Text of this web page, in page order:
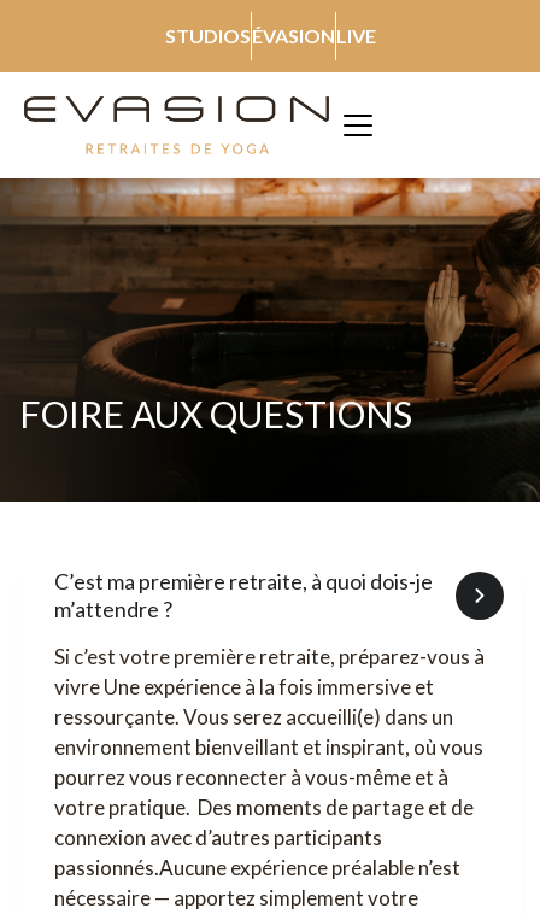
STUDIOSÉVASIONLIVE
FOIRE AUX QUESTIONS
C’est ma première retraite, à quoi dois-je
m’attendre ?
Si c’est votre première retraite, préparez-vous à
vivre Une expérience à la fois immersive et
ressourçante. Vous serez accueilli(e) dans un
environnement bienveillant et inspirant, où vous
pourrez vous reconnecter à vous-même et à
votre pratique. Des moments de partage et de
connexion avec d’autres participants
passionnés.Aucune expérience préalable n’est
nécessaire — apportez simplement votre